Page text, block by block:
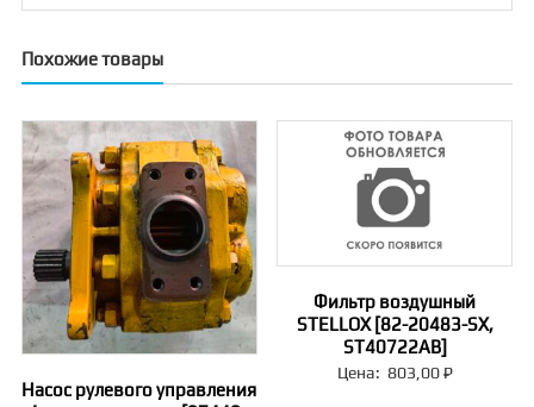
Похожие товары
Насос рулевого управления
Фильтр воздушный
STELLOX [82-20483-SX,
ST40722AB]
Цена: 803,00₽